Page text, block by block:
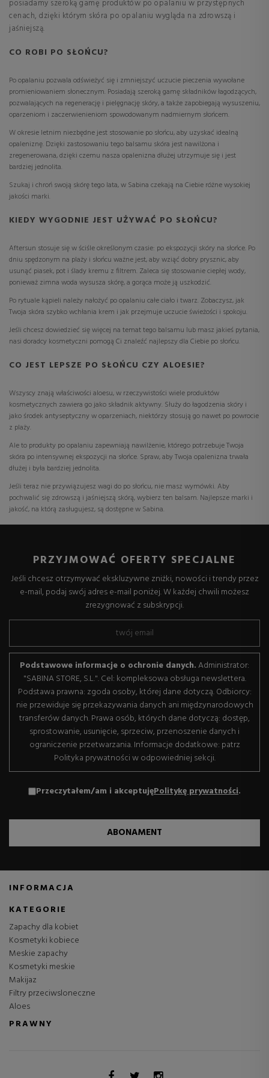
posiadamy szeroką gamę produktów po opalaniu w przystępnych
cenach, dzięki którym skóra po opalaniu wygląda na zdrowszą i
jaśniejszą.
CO ROBI PO SŁOŃCU?
Po opalaniu pozwala odświeżyć się i zmniejszyć uczucie pieczenia wywołane
promieniowaniem słonecznym. Posiadają szeroką gamę składników łagodzących,
pozwalających na regenerację i pielęgnację skóry, a także zapobiegają wysuszeniu,
oparzeniom i zaczerwienieniom spowodowanym nadmiernym słońcem.
W okresie letnim niezbędne jest stosowanie po słońcu, aby uzyskać idealną
opaleniznę. Dzięki zastosowaniu tego balsamu skóra jest nawilżona i
zregenerowana, dzięki czemu nasza opalenizna dłużej utrzymuje się i jest
bardziej jednolita.
Szukaj i chroń swoją skórę tego lata, w Sabina czekają na Ciebie różne wysokiej
jakości marki.
KIEDY WYGODNIE JEST UŻYWAĆ PO SŁOŃCU?
Aftersun stosuje się w ściśle określonym czasie: po ekspozycji skóry na słońce. Po
dniu spędzonym na plaży i słońcu ważne jest, aby wziąć dobry prysznic, aby
usunąć piasek, pot i ślady kremu z filtrem. Zaleca się stosowanie ciepłej wody,
ponieważ zimna woda wysusza skórę, a gorąca może ją uszkodzić.
Po rytuale kąpieli należy nałożyć po opalaniu całe ciało i twarz. Zobaczysz, jak
Twoja skóra szybko wchłania krem ​​i jak przejmuje uczucie świeżości i spokoju.
Jeśli chcesz dowiedzieć się więcej na temat tego balsamu lub masz jakieś pytania,
nasi doradcy kosmetyczni pomogą Ci znaleźć najlepszy dla Ciebie po słońcu.
CO JEST LEPSZE PO SŁOŃCU CZY ALOESIE?
Wszyscy znają właściwości aloesu, w rzeczywistości wiele produktów
kosmetycznych zawiera go jako składnik aktywny. Służy do łagodzenia skóry i
jako środek antyseptyczny w oparzeniach, niektórzy stosują go nawet po powrocie
z plaży.
Ale to produkty po opalaniu zapewniają nawilżenie, którego potrzebuje Twoja
skóra po intensywnej ekspozycji na słońce. Spraw, aby Twoja opalenizna trwała
dłużej i była bardziej jednolita.
Jeśli teraz nie przywiązujesz wagi do po słońcu, nie masz wymówki. Aby
pochwalić się zdrowszą i jaśniejszą skórą, wybierz ten balsam. Najlepsze marki i
jakość, na którą zasługujesz, są dostępne w Sabina.
PRZYJMOWAĆ OFERTY SPECJALNE
Jeśli chcesz otrzymywać ekskluzywne zniżki, nowości i trendy przez
e-mail, podaj swój adres e-mail poniżej. W każdej chwili możesz
zrezygnować z subskrypcji.
Podstawowe informacje o ochronie danych.Administrator:
"SABINA STORE, S.L.". Cel: kompleksowa obsługa newslettera.
Podstawa prawna: zgoda osoby, której dane dotyczą. Odbiorcy:
nie przewiduje się przekazywania danych ani międzynarodowych
transferów danych. Prawa osób, których dane dotyczą: dostęp,
sprostowanie, usunięcie, sprzeciw, przenoszenie danych i
ograniczenie przetwarzania. Informacje dodatkowe: patrz
Polityka prywatności w odpowiedniej sekcji.
Przeczytałem/am i akceptujęPolitykę prywatności.
ABONAMENT
INFORMACJA
KATEGORIE
Zapachy dla kobiet
Kosmetyki kobiece
Meskie zapachy
Kosmetyki meskie
Makijaz
Filtry przeciwsloneczne
Aloes
PRAWNY